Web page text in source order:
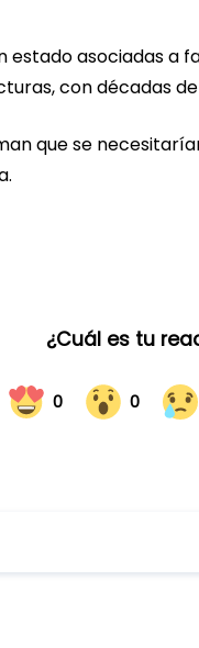
estado asociadas
con décadas
que se